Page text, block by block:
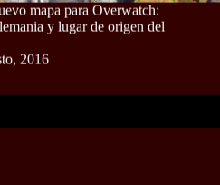
mapa para Overwatch:
y lugar de origen del
2016